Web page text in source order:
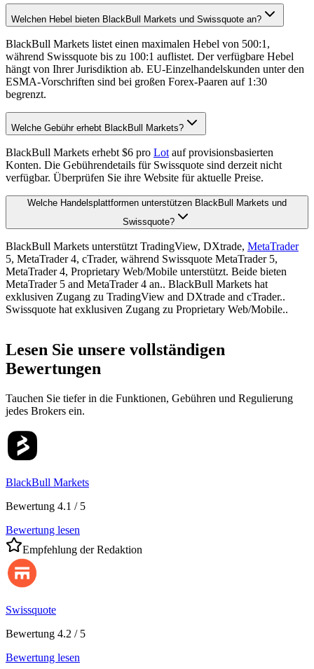
Welchen Hebel bieten BlackBull Markets und Swissquote an?
BlackBull Markets listet einen maximalen Hebel von 500:1,
während Swissquote bis zu 100:1 auflistet. Der verfügbare Hebel
hängt von Ihrer Jurisdiktion ab. EU-Einzelhandelskunden unter den
ESMA-Vorschriften sind bei großen Forex-Paaren auf 1:30
begrenzt.
Welche Gebühr erhebt BlackBull Markets?
BlackBull Markets erhebt $6 pro Lot auf provisionsbasierten
Konten. Die Gebührendetails für Swissquote sind derzeit nicht
verfügbar. Überprüfen Sie ihre Website für aktuelle Preise.
Welche Handelsplattformen unterstützen BlackBull Markets und
Swissquote?
BlackBull Markets unterstützt TradingView, DXtrade, MetaTrader
5, MetaTrader 4, cTrader, während Swissquote MetaTrader 5,
MetaTrader 4, Proprietary Web/Mobile unterstützt. Beide bieten
MetaTrader 5 and MetaTrader 4 an.. BlackBull Markets hat
exklusiven Zugang zu TradingView and DXtrade and cTrader..
Swissquote hat exklusiven Zugang zu Proprietary Web/Mobile..
Lesen Sie unsere vollständigen
Bewertungen
Tauchen Sie tiefer in die Funktionen, Gebühren und Regulierung
jedes Brokers ein.
BlackBull Markets
Bewertung 4.1 / 5
Bewertung lesen
Empfehlung der Redaktion
Swissquote
Bewertung 4.2 / 5
Bewertung lesen